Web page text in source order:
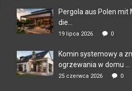
Pergola aus Polen mit
die...
19 lipca 2026 0
Komin systemowy a
ogrzewania w domu ...
25 czerwca 2026 0